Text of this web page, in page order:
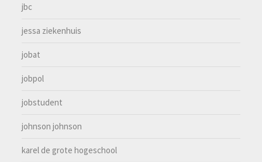
jbc
jessa ziekenhuis
jobat
jobpol
jobstudent
johnson johnson
karel de grote hogeschool